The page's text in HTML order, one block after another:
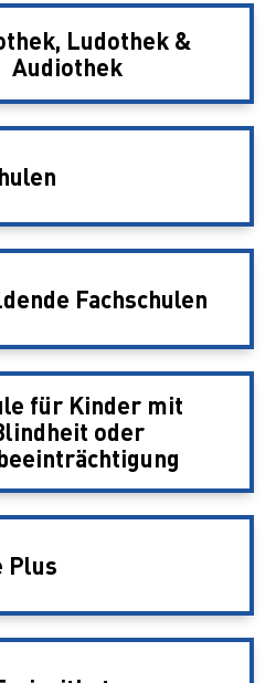
Ludothek &
Audiothek
Fachschulen
für Kinder mit
oder
Plus